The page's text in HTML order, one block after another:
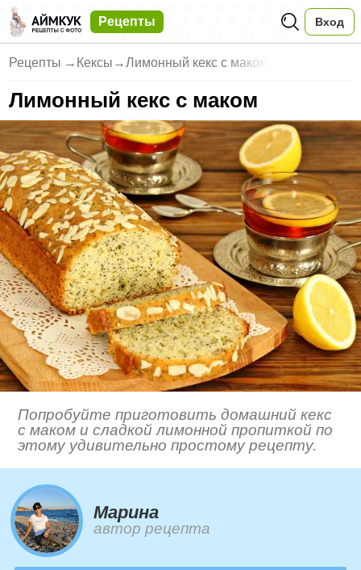
Рецепты Вход
Рецепты → Кексы →Лимонный кекс с маком
Лимонный кекс с маком
Попробуйте приготовить домашний кекс
с маком и сладкой лимонной пропиткой по
этому удивительно простому рецепту.
Марина
автор рецепта